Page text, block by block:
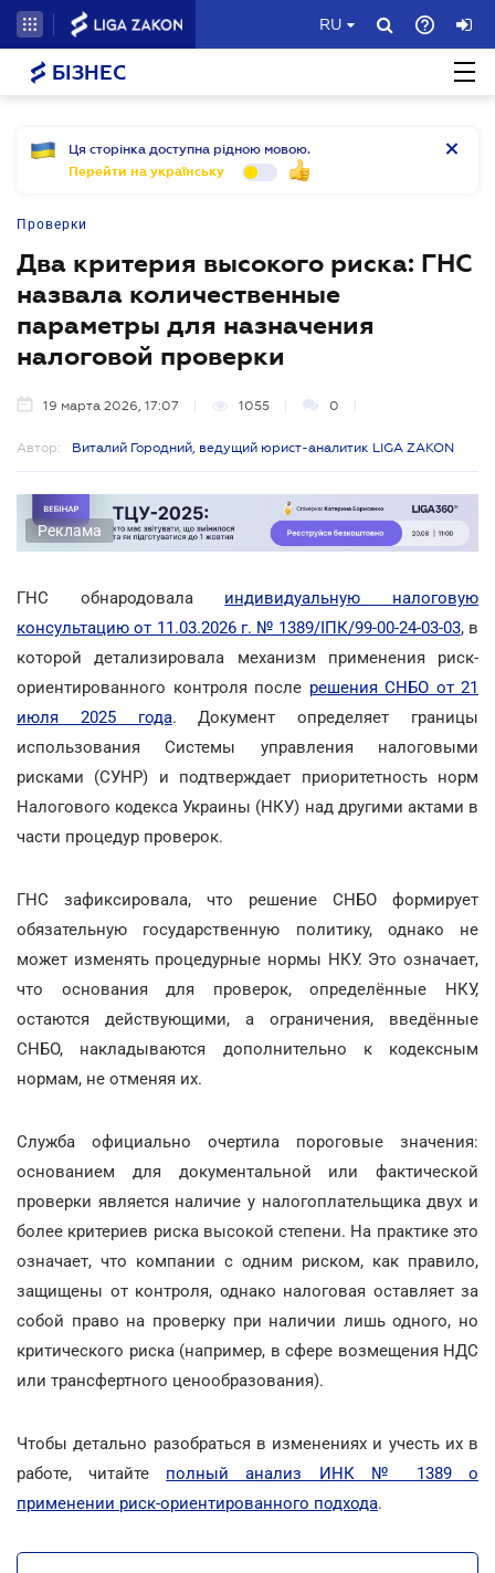
RU
БІЗНЕС
Ця сторінка доступна рідною мовою.
Перейти на українську
Проверки
Два критерия высокого риска: ГНС
назвала количественные
параметры для назначения
налоговой проверки
19 марта 2026, 17:07 1055 0
Автор: Виталий Городний, ведущий юрист-аналитик LIGA ZAKON
Реклама
ГНС обнародовала индивидуальную налоговую
консультацию от 11.03.2026 г. № 1389/ІПК/99-00-24-03-03, в
которой детализировала механизм применения риск-
ориентированного контроля после решения СНБО от 21
июля 2025 года. Документ определяет границы
использования Системы управления налоговыми
рисками (СУНР) и подтверждает приоритетность норм
Налогового кодекса Украины (НКУ) над другими актами в
части процедур проверок.
ГНС зафиксировала, что решение СНБО формирует
обязательную государственную политику, однако не
может изменять процедурные нормы НКУ. Это означает,
что основания для проверок, определённые НКУ,
остаются действующими, а ограничения, введённые
СНБО, накладываются дополнительно к кодексным
нормам, не отменяя их.
Служба официально очертила пороговые значения:
основанием для документальной или фактической
проверки является наличие у налогоплательщика двух и
более критериев риска высокой степени. На практике это
означает, что компании с одним риском, как правило,
защищены от контроля, однако налоговая оставляет за
собой право на проверку при наличии лишь одного, но
критического риска (например, в сфере возмещения НДС
или трансфертного ценообразования).
Чтобы детально разобраться в изменениях и учесть их в
работе, читайте полный анализ ИНК № 1389 о
применении риск-ориентированного подхода.